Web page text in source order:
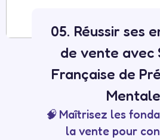
05. Réussir ses
de vente avec
Française de
Mentale
🧠 Maîtrisez les
la vente pour